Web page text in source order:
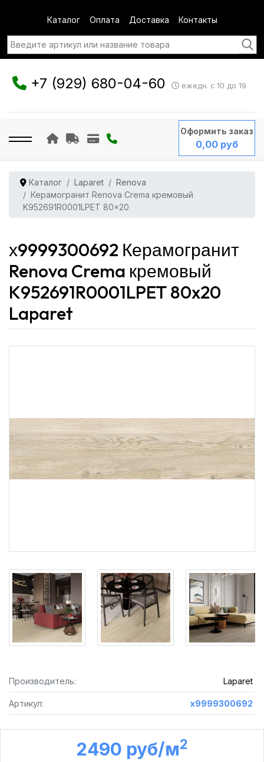
Каталог Оплата Доставка Контакты
+7 (929) 680-04-60 ежедн. с 10 до 19
Оформить заказ
0,00 руб
Каталог Laparet
Renova
Керамогранит Renova Crema кремовый
K952691R0001LPET 80x20
х9999300692 Керамогранит
Renova Crema кремовый
K952691R0001LPET 80x20
Laparet
Производитель: Laparet
Артикул: х9999300692
2490 руб /м2